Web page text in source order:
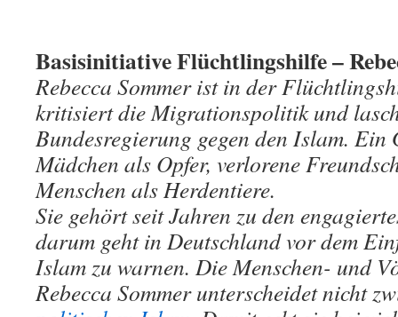
Basisinitiative Flüchtlingshilfe –
Rebecca Sommer ist in der
kritisiert die Migrationspolitik und
Bundesregierung gegen den Islam. Ein
Mädchen als Opfer, verlorene
Menschen als Herdentiere.
Sie gehört seit Jahren zu den
darum geht in Deutschland vor dem
Islam zu warnen. Die Menschen- und
Rebecca Sommer unterscheidet nicht